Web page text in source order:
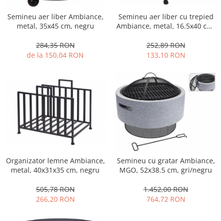
Fructiere si cosuri
Naproane si capace acoperire
alimente
Platouri servire
Seturi servire tapas
Sosiere
Suport servetele
Depozitare alimente
Cutii Alimentare
Cutii pentru paine
Organizatoare frigider
Rafturi
Suporturi
Ceasuri decorative
Covorase intrare
Suporturi si rame fotografii
Odorizante
Odorizante auto
Seturi desen
Rucsacuri
Semineu aer liber Ambiance,
metal, 35x45 cm, negru
284,35 RON
de la 150,04 RON
Semineu aer liber cu trepied
Ambiance, metal, 16.5x40 cm,
252,89 RON
133,10 RON
Organizator lemne Ambiance,
metal, 40x31x35 cm, negru
505,78 RON
266,20 RON
Semineu cu gratar Ambiance,
MGO, 52x38.5 cm, gri/negru
1.452,00 RON
764,72 RON